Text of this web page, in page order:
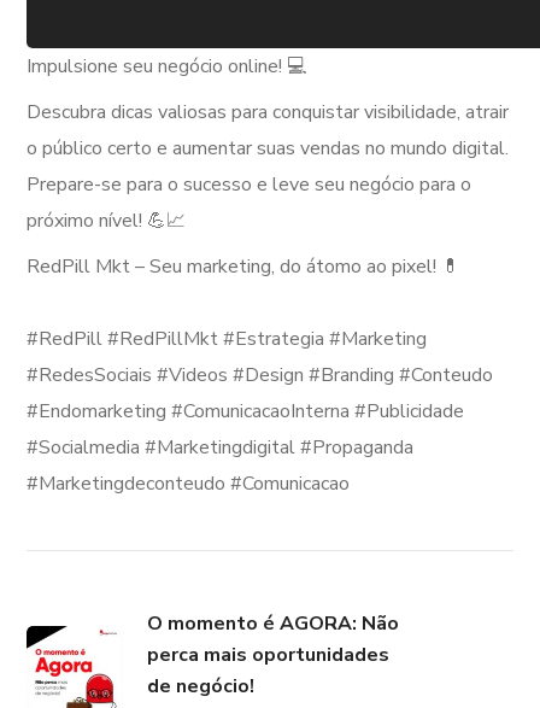
Impulsione seu negócio online! 💻
Descubra dicas valiosas para conquistar visibilidade, atrair
o público certo e aumentar suas vendas no mundo digital.
Prepare-se para o sucesso e leve seu negócio para o
próximo nível! 💪📈
RedPill Mkt – Seu marketing, do átomo ao pixel! 💊
#RedPill #RedPillMkt #Estrategia #Marketing
#RedesSociais #Videos #Design #Branding #Conteudo
#Endomarketing #ComunicacaoInterna #Publicidade
#Socialmedia #Marketingdigital #Propaganda
#Marketingdeconteudo #Comunicacao
O momento é AGORA: Não
perca mais oportunidades
de negócio!